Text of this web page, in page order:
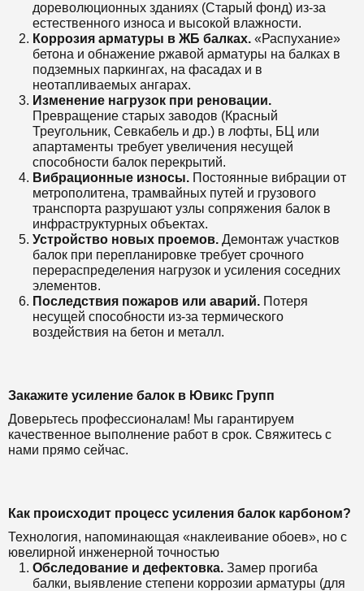
дореволюционных зданиях (Старый фонд) из-за
естественного износа и высокой влажности.
Коррозия арматуры в ЖБ балках. «Распухание»
бетона и обнажение ржавой арматуры на балках в
подземных паркингах, на фасадах и в
неотапливаемых ангарах.
Изменение нагрузок при реновации.
Превращение старых заводов (Красный
Треугольник, Севкабель и др.) в лофты, БЦ или
апартаменты требует увеличения несущей
способности балок перекрытий.
Вибрационные износы. Постоянные вибрации от
метрополитена, трамвайных путей и грузового
транспорта разрушают узлы сопряжения балок в
инфраструктурных объектах.
Устройство новых проемов. Демонтаж участков
балок при перепланировке требует срочного
перераспределения нагрузок и усиления соседних
элементов.
Последствия пожаров или аварий. Потеря
несущей способности из-за термического
воздействия на бетон и металл.
Закажите усиление балок в Ювикс Групп
Доверьтесь профессионалам! Мы гарантируем
качественное выполнение работ в срок. Свяжитесь с
нами прямо сейчас.
Как происходит процесс усиления балок карбоном?
Технология, напоминающая «наклеивание обоев», но с
ювелирной инженерной точностью
Обследование и дефектовка. Замер прогиба
балки, выявление степени коррозии арматуры (для